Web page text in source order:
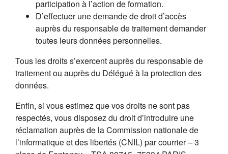
participation à l’action de formation.
D’effectuer une demande de droit d’accès
auprès du responsable de traitement demander
toutes leurs données personnelles.
Tous les droits s’exercent auprès du responsable de
traitement ou auprès du Délégué à la protection des
données.
Enfin, si vous estimez que vos droits ne sont pas
respectés, vous disposez du droit d’introduire une
réclamation auprès de la Commission nationale de
l’informatique et des libertés (CNIL) par courrier – 3